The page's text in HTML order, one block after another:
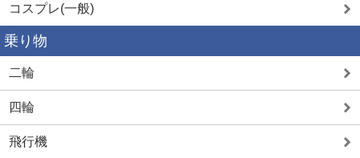
コスプレ(一般)
乗り物
二輪
四輪
飛行機